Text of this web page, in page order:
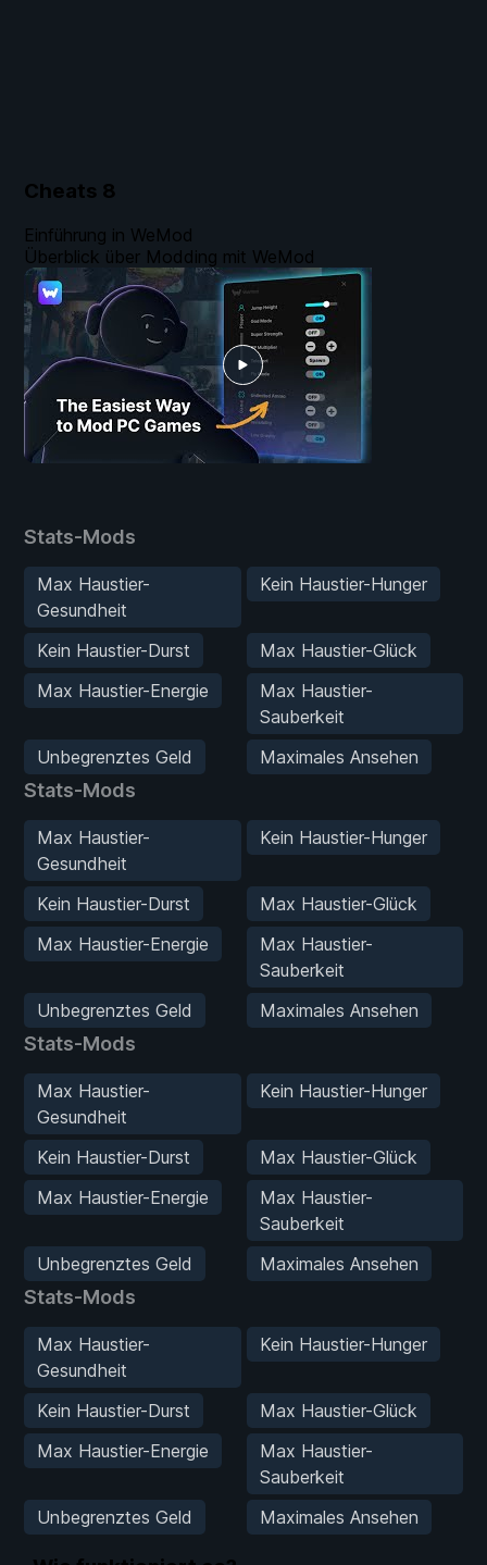
Cheats 8
Stats-Mods
Max Haustier-
Gesundheit
Kein Haustier-Hunger
Kein Haustier-Durst
Max Haustier-Glück
Max Haustier-Energie
Max Haustier-
Sauberkeit
Unbegrenztes Geld
Maximales Ansehen
Stats-Mods
Max Haustier-
Gesundheit
Kein Haustier-Hunger
Kein Haustier-Durst
Max Haustier-Glück
Max Haustier-Energie
Max Haustier-
Sauberkeit
Unbegrenztes Geld
Maximales Ansehen
Stats-Mods
Max Haustier-
Gesundheit
Kein Haustier-Hunger
Kein Haustier-Durst
Max Haustier-Glück
Max Haustier-Energie
Max Haustier-
Sauberkeit
Unbegrenztes Geld
Maximales Ansehen
Stats-Mods
Max Haustier-
Gesundheit
Kein Haustier-Hunger
Kein Haustier-Durst
Max Haustier-Glück
Max Haustier-Energie
Max Haustier-
Sauberkeit
Unbegrenztes Geld
Maximales Ansehen
Einführung in WeMod
Überblick über Modding mit WeMod